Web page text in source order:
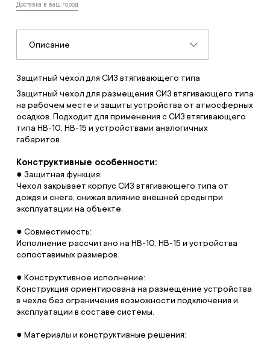
Доставка в ваш город
Описание
Защитный чехол для СИЗ втягивающего типа
Защитный чехол для размещения СИЗ втягивающего типа
на рабочем месте и защиты устройства от атмосферных
осадков. Подходит для применения с СИЗ втягивающего
типа НВ-10, НВ-15 и устройствами аналогичных
габаритов.
Конструктивные особенности:
● Защитная функция:
Чехол закрывает корпус СИЗ втягивающего типа от
дождя и снега, снижая влияние внешней среды при
эксплуатации на объекте.
● Совместимость:
Исполнение рассчитано на НВ-10, НВ-15 и устройства
сопоставимых размеров.
● Конструктивное исполнение:
Конструкция ориентирована на размещение устройства
в чехле без ограничения возможности подключения и
эксплуатации в составе системы.
● Материалы и конструктивные решения: